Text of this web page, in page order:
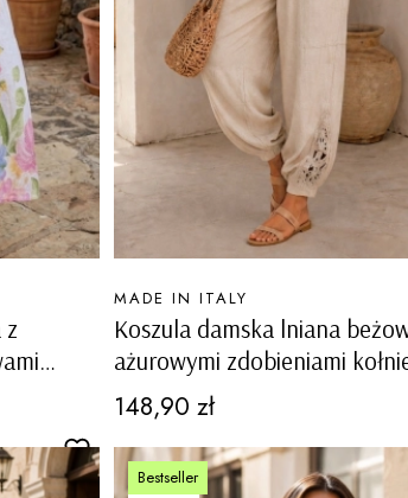
z
Koszula damska lniana
ażurowymi zdobieniami
na guziki ściągacz na dole
PRODUCENT
MADE IN ITALY
Cena
148,90 zł
Bestseller